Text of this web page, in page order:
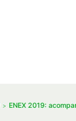
ENEX 2019: